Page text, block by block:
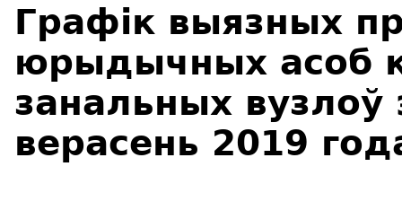
Графік выязных
юрыдычных асоб
занальных вузлоў
верасень 2019